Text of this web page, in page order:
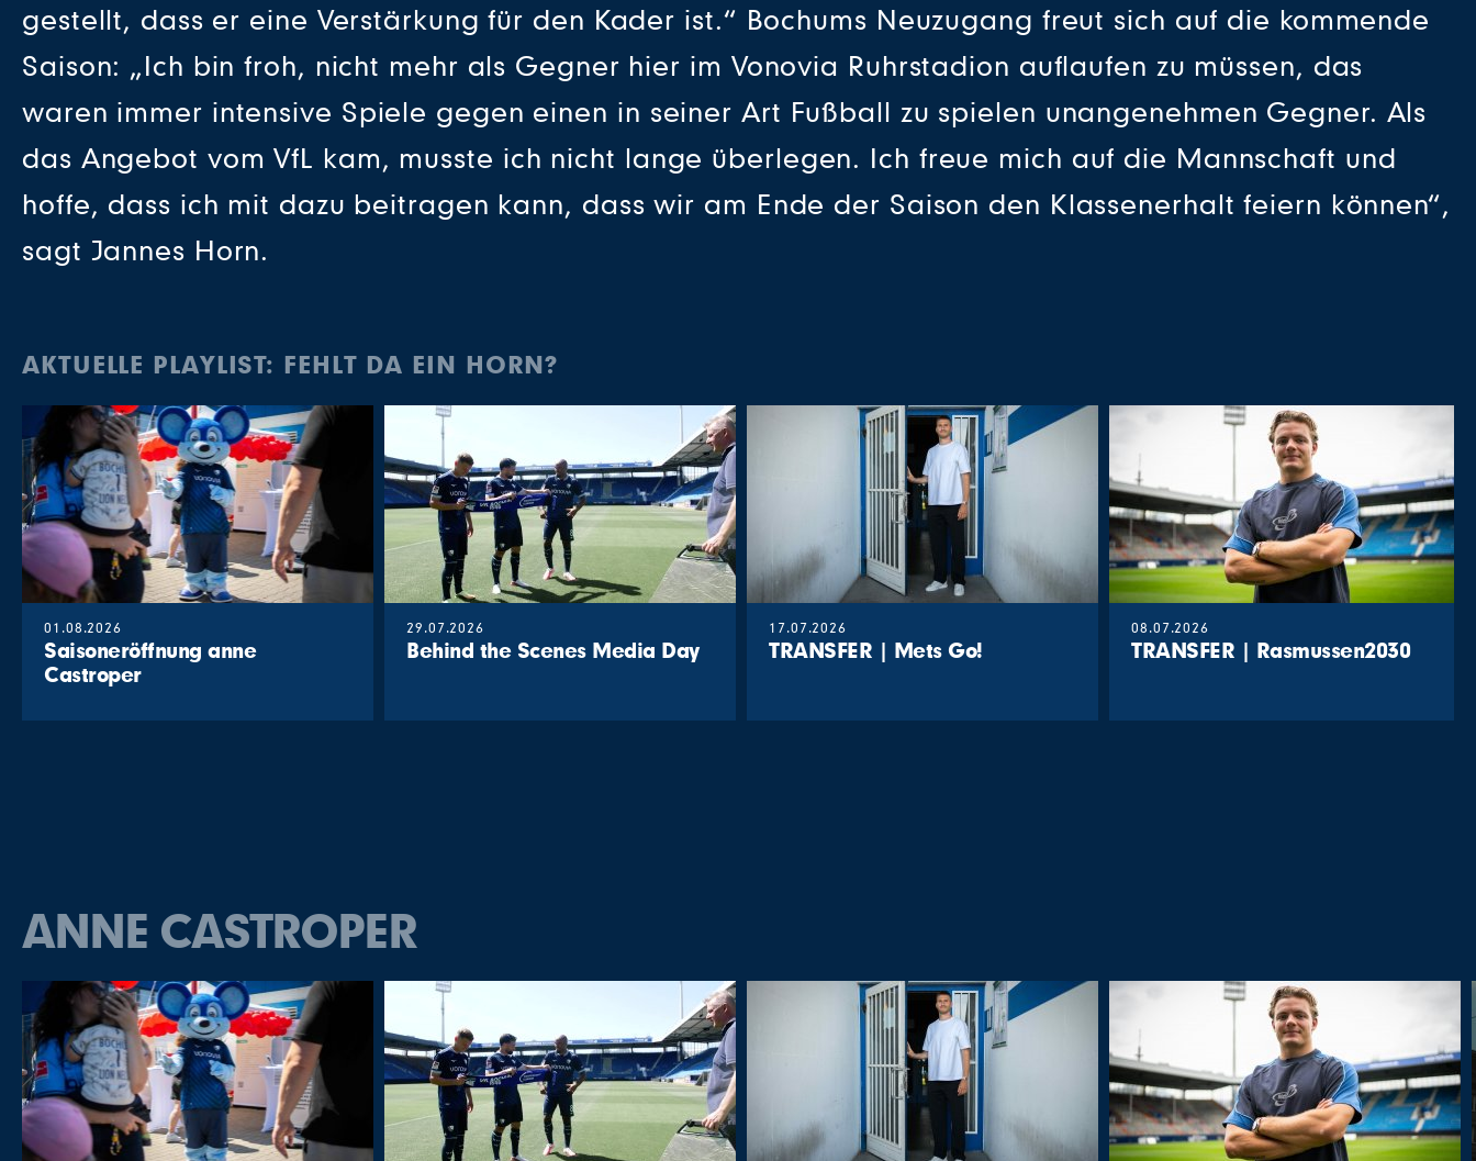
gestellt, dass er eine Verstärkung für den Kader ist.“ Bochums Neuzugang freut sich auf die kommende
Saison: „Ich bin froh, nicht mehr als Gegner hier im Vonovia Ruhrstadion auflaufen zu müssen, das
waren immer intensive Spiele gegen einen in seiner Art Fußball zu spielen unangenehmen Gegner. Als
das Angebot vom VfL kam, musste ich nicht lange überlegen. Ich freue mich auf die Mannschaft und
hoffe, dass ich mit dazu beitragen kann, dass wir am Ende der Saison den Klassenerhalt feiern können“,
sagt Jannes Horn.
AKTUELLE PLAYLIST: FEHLT DA EIN HORN?
01.08.2026
Saisoneröffnung anne
Castroper
29.07.2026
Behind the Scenes Media Day
17.07.2026
TRANSFER | Mets Go!
08.07.2026
TRANSFER | Rasmussen2030
ANNE CASTROPER